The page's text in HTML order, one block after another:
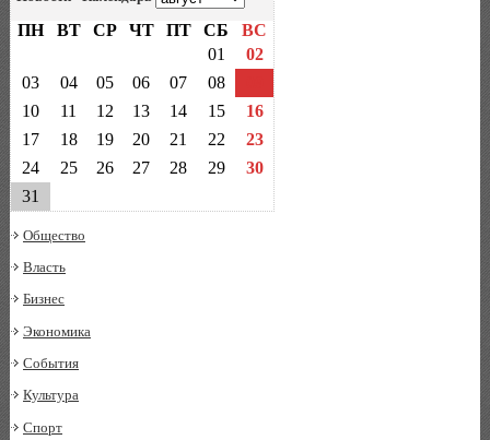
ПН ВТ СР ЧТ ПТ СБ
ВС
01
02
03
04 05 06 07 08
10
11 12 13 14 15
16
17
18 19 20 21 22
23
24
25 26 27 28 29
30
31
Общество
Власть
Бизнес
Экономика
События
Культура
Спорт